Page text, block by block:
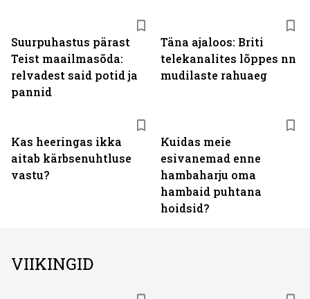
Suurpuhastus pärast
Teist maailmasõda:
relvadest said potid ja
pannid
Täna ajaloos: Briti
telekanalites lõppes nn
mudilaste rahuaeg
Kas heeringas ikka
aitab kärbsenuhtluse
vastu?
Kuidas meie
esivanemad enne
hambaharju oma
hambaid puhtana
hoidsid?
VIIKINGID